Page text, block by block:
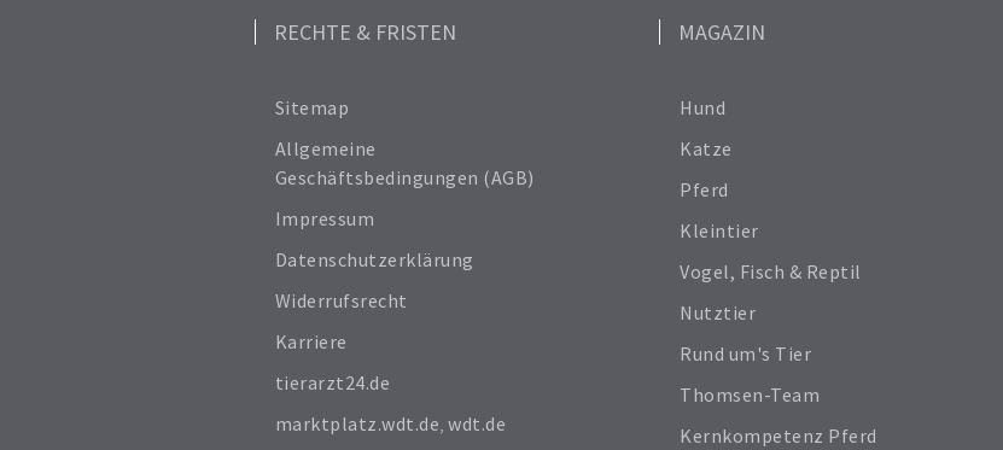
RECHTE & FRISTEN
Sitemap
Allgemeine
Geschäftsbedingungen (AGB)
Impressum
Datenschutzerklärung
Widerrufsrecht
Karriere
tierarzt24.de
marktplatz.wdt.de,wdt.de
MAGAZIN
Hund
Katze
Pferd
Kleintier
Vogel, Fisch & Reptil
Nutztier
Rund um's Tier
Thomsen-Team
Kernkompetenz Pferd